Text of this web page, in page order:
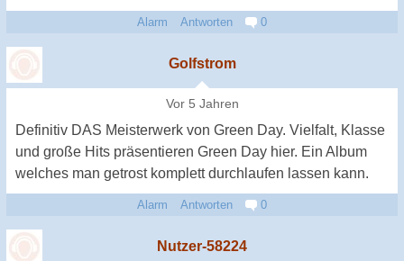
Alarm Antworten 0
Golfstrom
Vor 5 Jahren
Definitiv DAS Meisterwerk von Green Day. Vielfalt, Klasse
und große Hits präsentieren Green Day hier. Ein Album
welches man getrost komplett durchlaufen lassen kann.
Alarm Antworten 0
Nutzer-58224